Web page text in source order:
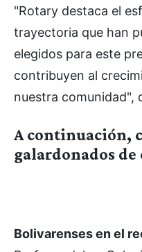
"Rotary destaca el
trayectoria que han
elegidos para este
contribuyen al
nuestra comunidad",
A continuación,
galardonados de
Bolivarenses en el